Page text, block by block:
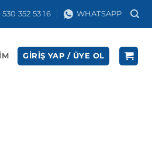
530 352 53 16 WHATSAPP
GIRIŞ YAP / ÜYE OL